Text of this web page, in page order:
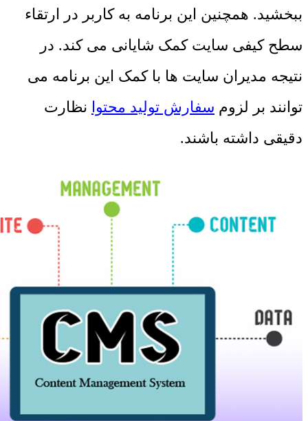
ببخشید. همچنین این برنامه به کاربر در ارتقاء
سطح کیفی سایت کمک شایانی می کند. در
نتیجه مدیران سایت ها با کمک این برنامه می
توانند بر لزوم سفارش تولید محتوا نظارت
دقیقی داشته باشند.